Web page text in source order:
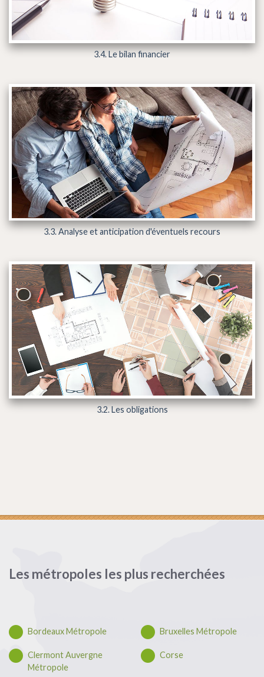
3.4. Le bilan financier
3.3. Analyse et anticipation d'éventuels recours
3.2. Les obligations
Les métropoles les plus recherchées
Bordeaux Métropole Bruxelles Métropole
Clermont Auvergne
Métropole
Corse